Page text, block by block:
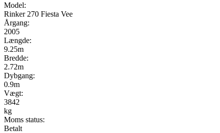
Model:
Rinker 270 Fiesta Vee
Årgang:
2005
Længde:
9.25m
Bredde:
2.72m
Dybgang:
0.9m
Vægt:
3842
kg
Moms status:
Betalt